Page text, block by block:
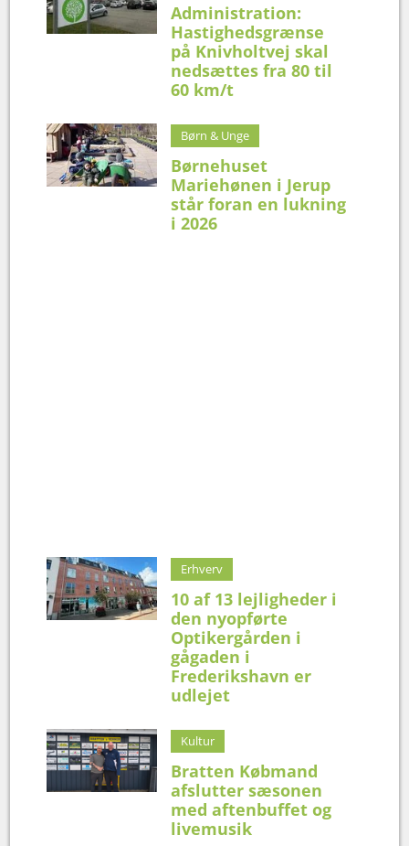
Administration:
Hastighedsgrænse
på Knivholtvej skal
nedsættes fra 80 til
60 km/t
Børn & Unge
Børnehuset
Mariehønen i Jerup
står foran en lukning
i 2026
Erhverv
10 af 13 lejligheder i
den nyopførte
Optikergården i
gågaden i
Frederikshavn er
udlejet
Kultur
Bratten Købmand
afslutter sæsonen
med aftenbuffet og
livemusik